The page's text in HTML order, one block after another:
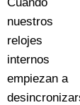
nuestros
relojes
internos
empiezan a